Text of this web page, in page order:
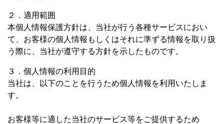
２．適用範囲
本個人情報保護方針は、当社が行う各種サービスにおい
て、お客様の個人情報もしくはそれに準ずる情報を取り扱
う際に、当社が遵守する方針を示したものです。
３．個人情報の利用目的
当社は、以下のことを行うため個人情報を利用いたしま
す。
お客様等に適した当社のサービス等をご提供するため